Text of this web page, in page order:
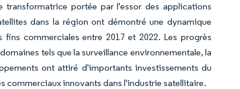
transformatrice portée par l'essor des applications
dans la région ont démontré une dynamique
commerciales entre 2017 et 2022. Les progrès
tels que la surveillance environnementale, la
ont attiré d'importants investissements du
commerciaux innovants dans l'industrie satellitaire.